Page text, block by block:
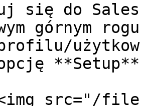
się do
górnym
src="/files/